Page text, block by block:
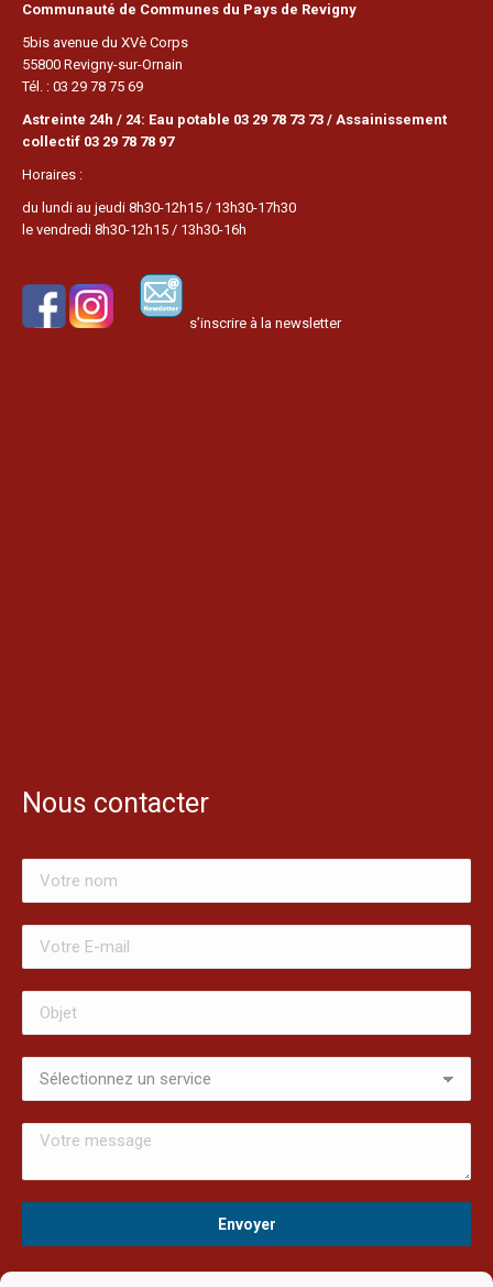
Communauté de Communes du Pays de Revigny
5bis avenue du XVè Corps
55800 Revigny-sur-Ornain
Tél. : 03 29 78 75 69
Astreinte 24h / 24: Eau potable 03 29 78 73 73 / Assainissement
collectif 03 29 78 78 97
Horaires :
du lundi au jeudi 8h30-12h15 / 13h30-17h30
le vendredi 8h30-12h15 / 13h30-16h
s’inscrire à la newsletter
Nous contacter